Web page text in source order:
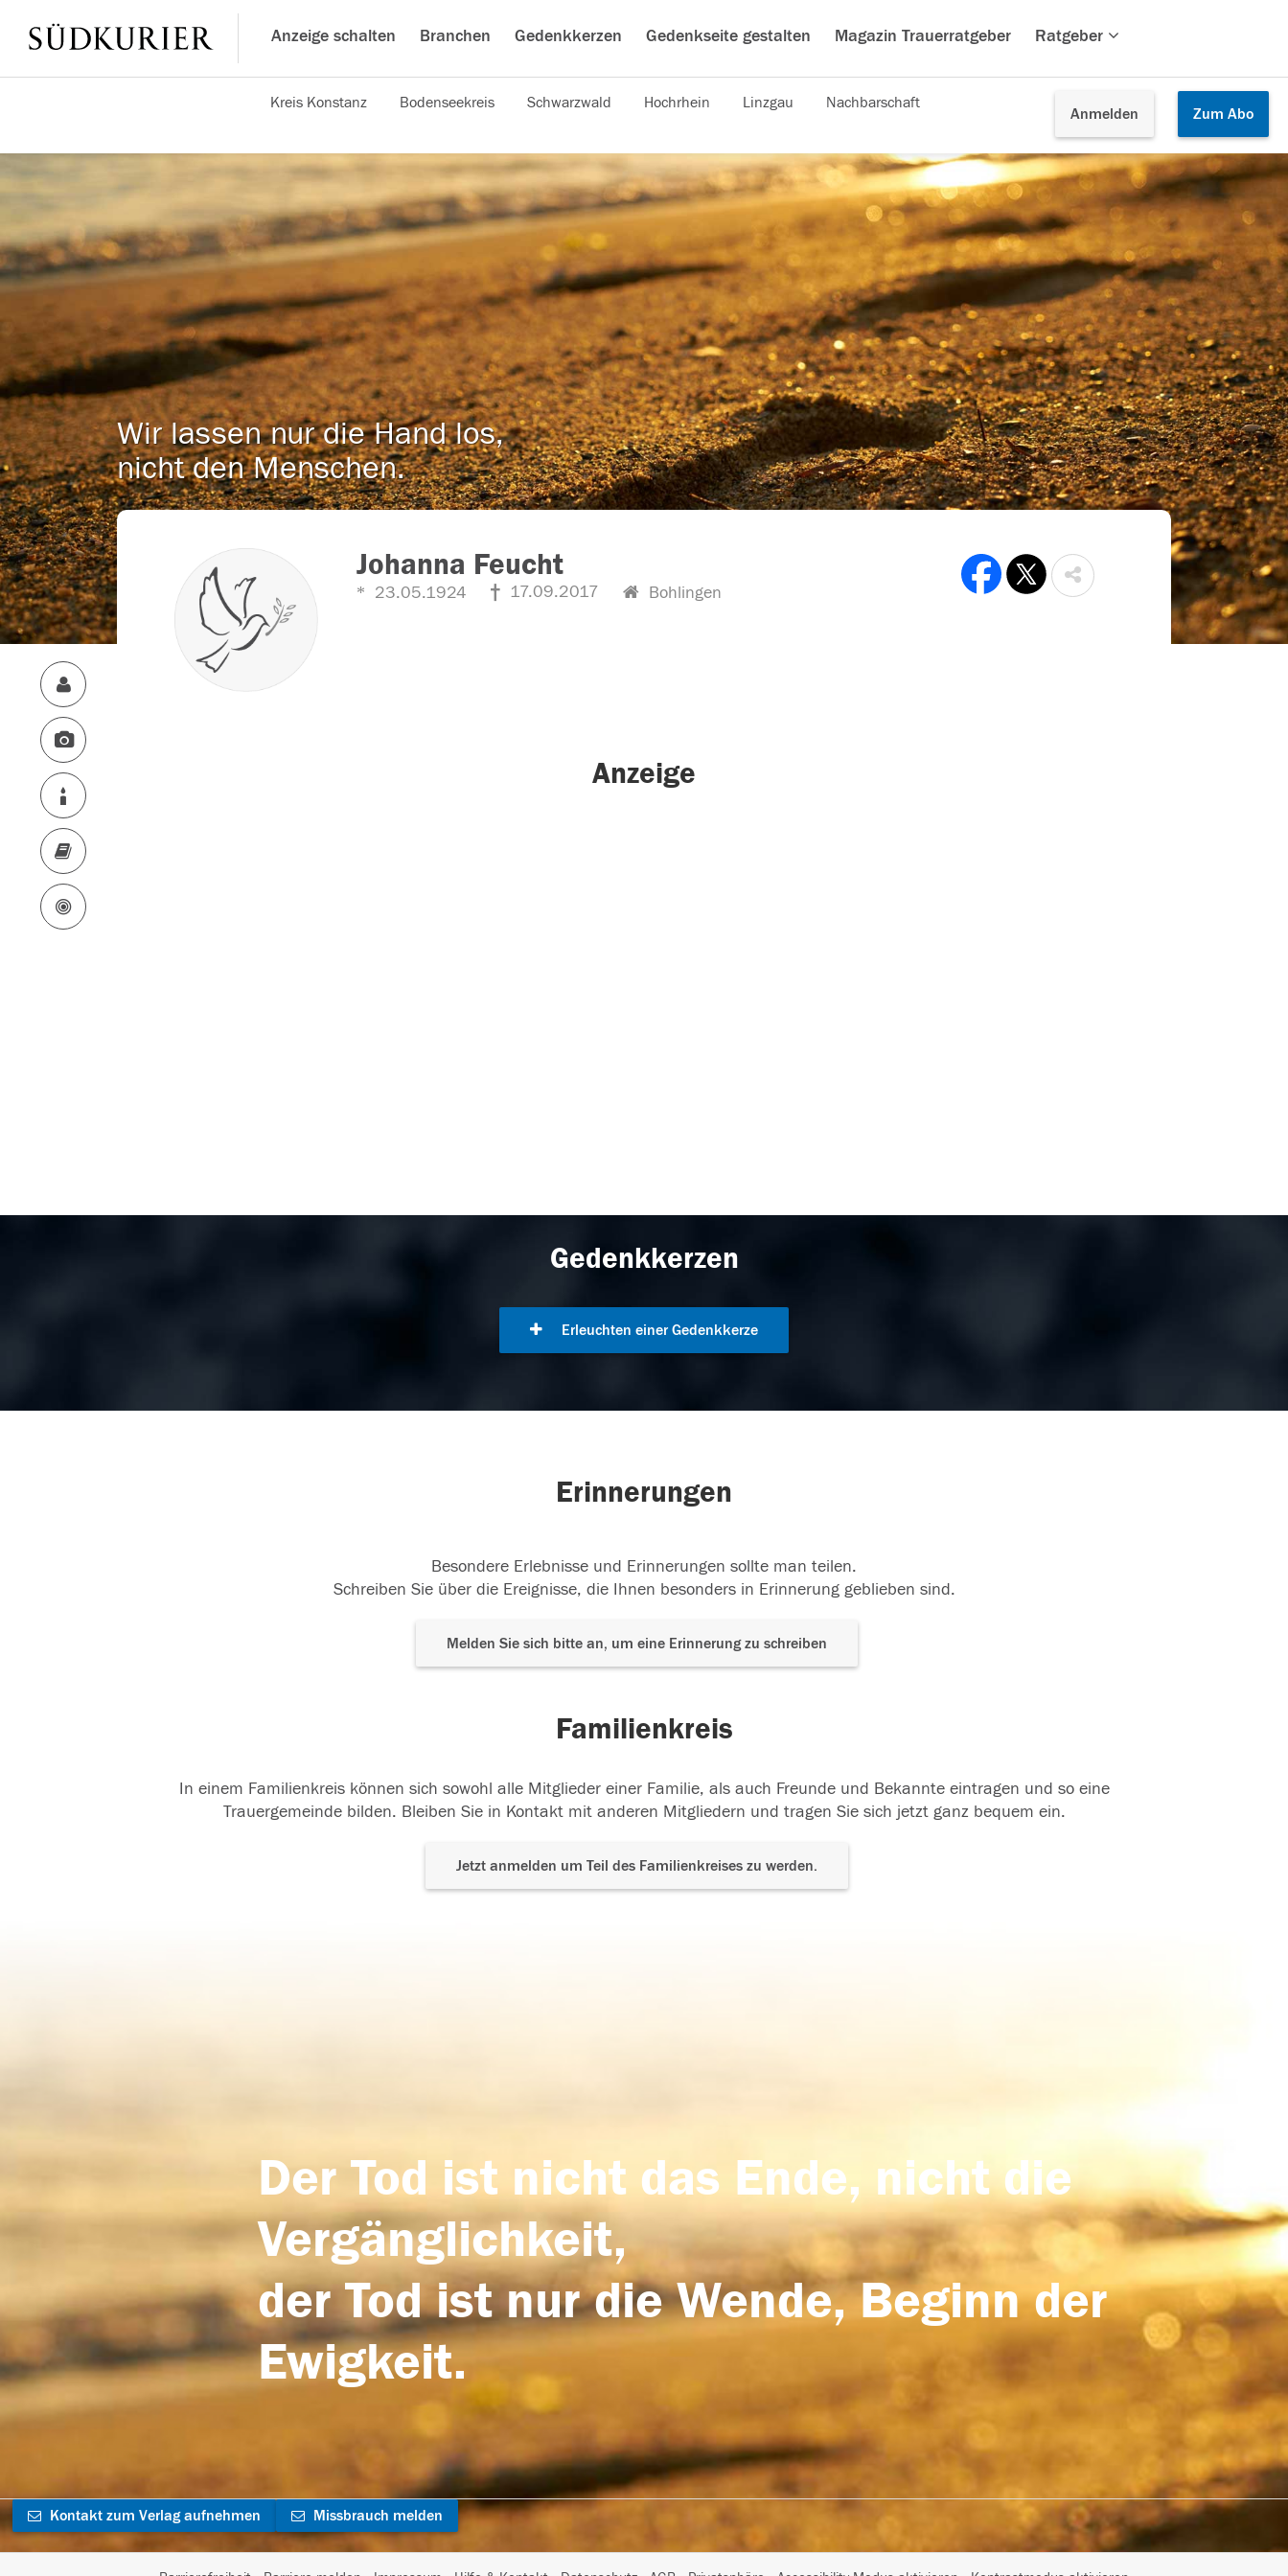
Anzeige schalten Branchen Gedenkkerzen Gedenkseite gestalten Magazin Trauerratgeber Ratgeber
Anmelden Zum Abo
Kreis Konstanz Bodenseekreis Schwarzwald Hochrhein Linzgau Nachbarschaft
Wir lassen nur die Hand los,
nicht den Menschen.
Johanna Feucht
23.05.1924 17.09.2017 Bohlingen
Anzeige
Gedenkkerzen
Erleuchten einer Gedenkkerze
Erinnerungen
Besondere Erlebnisse und Erinnerungen sollte man teilen.
Schreiben Sie über die Ereignisse, die Ihnen besonders in Erinnerung geblieben sind.
Melden Sie sich bitte an, um eine Erinnerung zu schreiben
Familienkreis
In einem Familienkreis können sich sowohl alle Mitglieder einer Familie, als auch Freunde und Bekannte eintragen und so eine
Trauergemeinde bilden. Bleiben Sie in Kontakt mit anderen Mitgliedern und tragen Sie sich jetzt ganz bequem ein.
Jetzt anmelden um Teil des Familienkreises zu werden.
Der Tod ist nicht das Ende, nicht die
Vergänglichkeit,
der Tod ist nur die Wende, Beginn der
Ewigkeit.
Kontakt zum Verlag aufnehmen Missbrauch melden